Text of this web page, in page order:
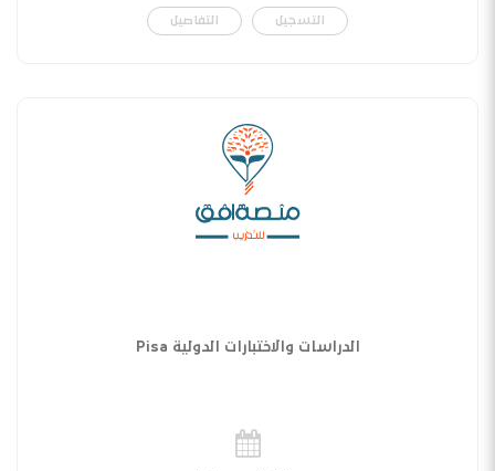
التسجيل التفاصيل
الدراسات والاختبارات الدولية Pisa